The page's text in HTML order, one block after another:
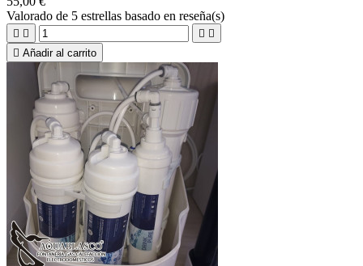
Valorado de 5 estrellas basado en reseña(s)
   
 Añadir al carrito